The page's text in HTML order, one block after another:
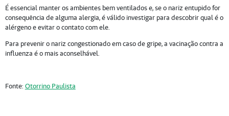
É essencial manter os ambientes bem ventilados e, se o nariz entupido for
consequência de alguma alergia, é válido investigar para descobrir qual é o
alérgeno e evitar o contato com ele.
Para prevenir o nariz congestionado em caso de gripe, a vacinação contra a
influenza é o mais aconselhável.
Fonte: Otorrino Paulista